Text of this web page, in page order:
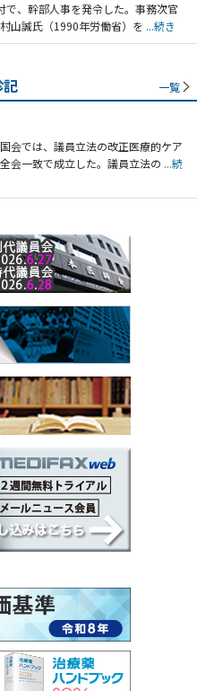
、幹部人事を発令した。事務次官
山誠氏（1990年労働省）を ...続き
一覧
会では、議員立法の改正医療的ケア
会一致で成立した。議員立法の ...続